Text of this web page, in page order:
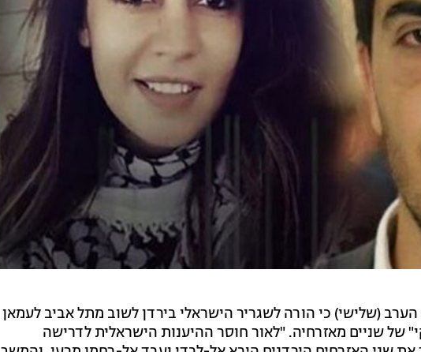
(שלישי) כי הורה לשגריר הישראלי בירדן לשוב מתל אביב לעמאן
של שניים מאזרחיה. "לאור חוסר ההיענות הישראלית לדרישה